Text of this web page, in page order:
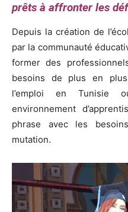
prêts à affronter les
Depuis la création de
par la communauté
former des
besoins de plus en
l’emploi en Tunisie
environnement
phrase avec les
mutation.